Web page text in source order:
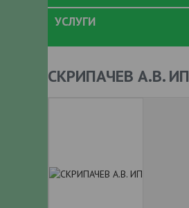
УСЛУГИ
СКРИПАЧЕВ А.В. ИП